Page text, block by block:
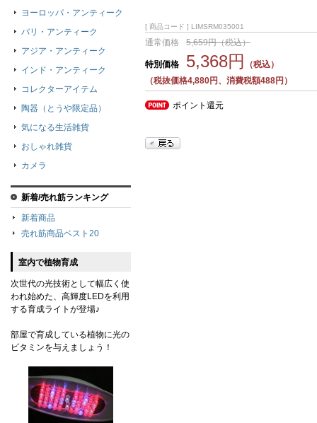
[ 商品コード ] LIMSRM035001
通常価格 5,659円（税込）
特別価格 5,368円
（税込）
（税抜価格4,880円、消費税額488円）
ポイント還元
ヨーロッパ・アンティーク
バリ・アンティーク
アジア・アンティーク
インド・アンティーク
コレクターアイテム
陶器（とうや限定品）
気になる生活雑貨
おしゃれ雑貨
カメラ
新着/売れ筋ランキング
新着商品
売れ筋商品ベスト20
室内で植物育成
次世代の光技術として幅広く使
われ始めた、高輝度LEDを利用
する育成ライトが登場♪
部屋で育成している植物に光の
ビタミンを与えましょう！